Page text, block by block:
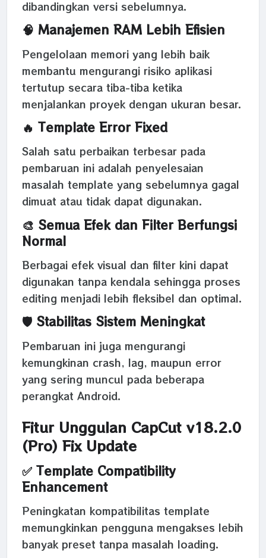
dibandingkan versi sebelumnya.
🧠 Manajemen RAM Lebih Efisien
Pengelolaan memori yang lebih baik
membantu mengurangi risiko aplikasi
tertutup secara tiba-tiba ketika
menjalankan proyek dengan ukuran besar.
🔥 Template Error Fixed
Salah satu perbaikan terbesar pada
pembaruan ini adalah penyelesaian
masalah template yang sebelumnya gagal
dimuat atau tidak dapat digunakan.
🎨 Semua Efek dan Filter Berfungsi
Normal
Berbagai efek visual dan filter kini dapat
digunakan tanpa kendala sehingga proses
editing menjadi lebih fleksibel dan optimal.
🛡️ Stabilitas Sistem Meningkat
Pembaruan ini juga mengurangi
kemungkinan crash, lag, maupun error
yang sering muncul pada beberapa
perangkat Android.
Fitur Unggulan CapCut v18.2.0
(Pro) Fix Update
✅ Template Compatibility
Enhancement
Peningkatan kompatibilitas template
memungkinkan pengguna mengakses lebih
banyak preset tanpa masalah loading.